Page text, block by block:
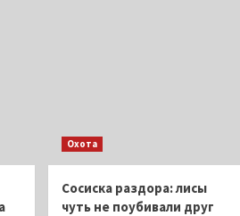
Охота
Сосиска раздора: лисы
чуть не поубивали друг